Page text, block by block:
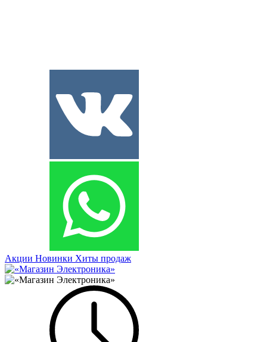
Акции Новинки Хиты продаж